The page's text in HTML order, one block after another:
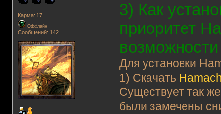
Карма: 17
Оффлайн
Сообщений: 142
3) Как
приоритет
Для установки
1) Скачать
Существует так
были замечены